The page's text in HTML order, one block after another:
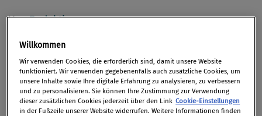
VonRedaktion
Der Nationalrat hat im Jahr 2013 beschlossen, über
den Umweltschutz hinaus auch den Tierschutz, die
Willkommen
Wir verwenden Cookies, die erforderlich sind, damit unsere Website
funktioniert. Wir verwenden gegebenenfalls auch zusätzliche Cookies, um
unsere Inhalte sowie Ihre digitale Erfahrung zu analysieren, zu verbessern
und zu personalisieren. Sie können Ihre Zustimmung zur Verwendung
dieser zusätzlichen Cookies jederzeit über den Link Cookie-Einstellungen
in der Fußzeile unserer Website widerrufen. Weitere Informationen finden